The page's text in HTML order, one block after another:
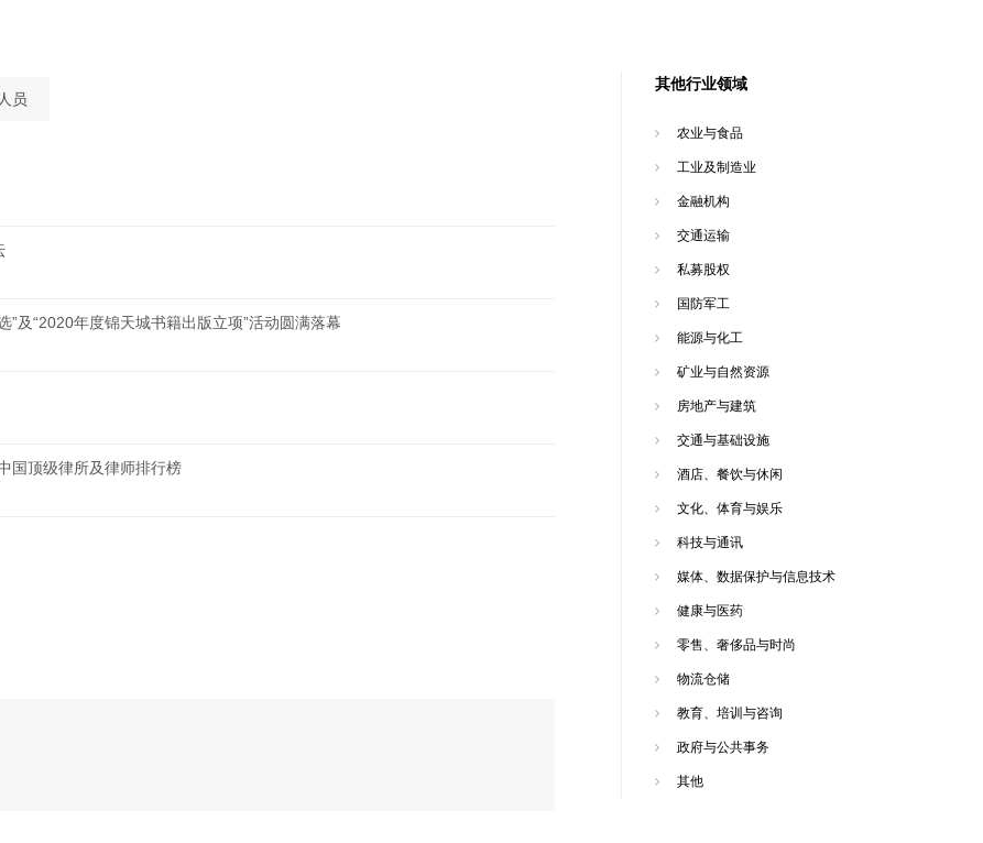
及“2020年度锦天城书籍出版立项”活动圆满落幕
国顶级律所及律师排行榜
员
其他行业领域
农业与食品
工业及制造业
金融机构
交通运输
私募股权
国防军工
能源与化工
矿业与自然资源
房地产与建筑
交通与基础设施
酒店、餐饮与休闲
文化、体育与娱乐
科技与通讯
媒体、数据保护与信息技术
健康与医药
零售、奢侈品与时尚
物流仓储
教育、培训与咨询
政府与公共事务
其他